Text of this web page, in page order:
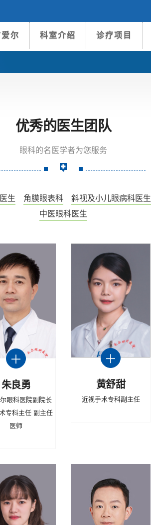
尔 科室介绍 诊疗项目
优秀的医生团队
眼科的名医学者为您服务
生 角膜眼表科 斜视及小儿眼病科医生
中医眼科医生
朱良勇
眼科医院副院长
专科主任 副主任
医师
黄舒甜
近视手术专科副主任